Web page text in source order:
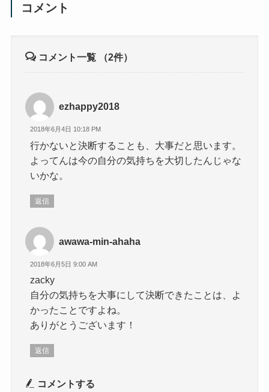
コメント
コメント一覧 （2件）
ezhappy2018
2018年6月4日 10:18 PM
行かないと決断することも、大事だと思います。
よってんは今の自分の気持ちを大切したんじゃな
いかな。
返信
awawa-min-ahaha
2018年6月5日 9:00 AM
zacky
自分の気持ちを大事にして決断できたことは、よ
かったことですよね。
ありがとうございます！
返信
コメントする